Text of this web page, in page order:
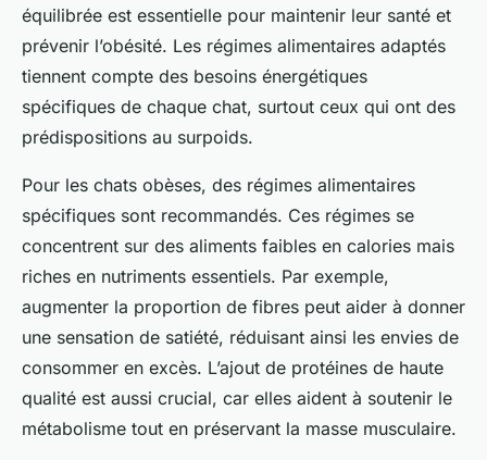
équilibrée est essentielle pour maintenir leur santé et
prévenir l’obésité. Les régimes alimentaires adaptés
tiennent compte des besoins énergétiques
spécifiques de chaque chat, surtout ceux qui ont des
prédispositions au surpoids.
Pour les chats obèses, des régimes alimentaires
spécifiques sont recommandés. Ces régimes se
concentrent sur des aliments faibles en calories mais
riches en nutriments essentiels. Par exemple,
augmenter la proportion de fibres peut aider à donner
une sensation de satiété, réduisant ainsi les envies de
consommer en excès. L’ajout de protéines de haute
qualité est aussi crucial, car elles aident à soutenir le
métabolisme tout en préservant la masse musculaire.